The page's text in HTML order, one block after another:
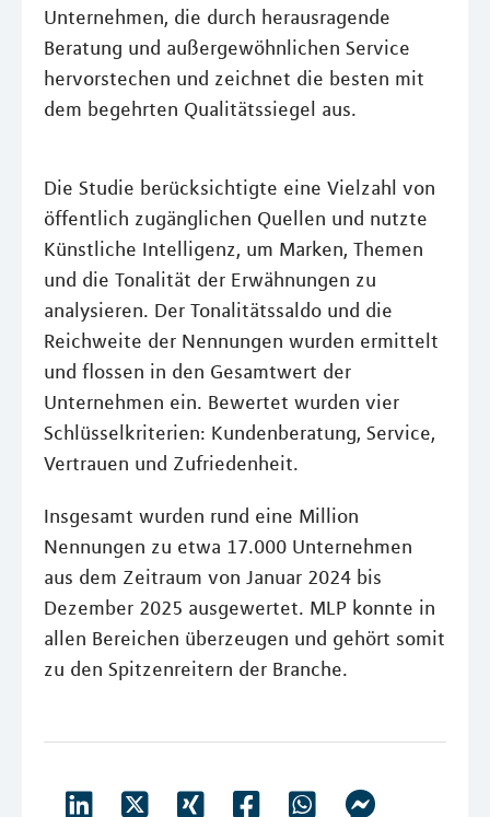
Unternehmen, die durch herausragende
Beratung und außergewöhnlichen Service
hervorstechen und zeichnet die besten mit
dem begehrten Qualitätssiegel aus.
Die Studie berücksichtigte eine Vielzahl von
öffentlich zugänglichen Quellen und nutzte
Künstliche Intelligenz, um Marken, Themen
und die Tonalität der Erwähnungen zu
analysieren. Der Tonalitätssaldo und die
Reichweite der Nennungen wurden ermittelt
und flossen in den Gesamtwert der
Unternehmen ein. Bewertet wurden vier
Schlüsselkriterien: Kundenberatung, Service,
Vertrauen und Zufriedenheit.
Insgesamt wurden rund eine Million
Nennungen zu etwa 17.000 Unternehmen
aus dem Zeitraum von Januar 2024 bis
Dezember 2025 ausgewertet. MLP konnte in
allen Bereichen überzeugen und gehört somit
zu den Spitzenreitern der Branche.